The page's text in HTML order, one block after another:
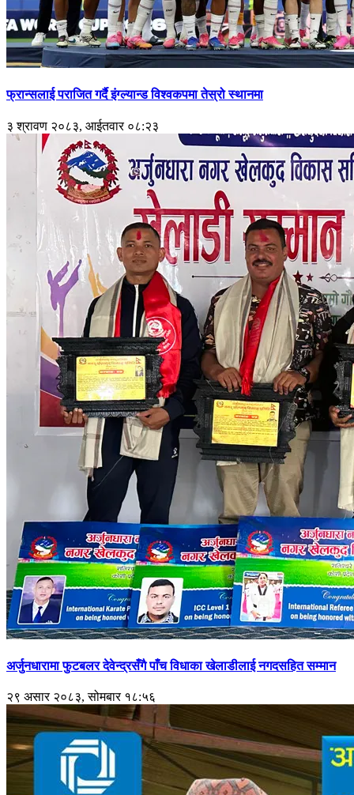
फ्रान्सलाई पराजित गर्दै इंग्ल्यान्ड विश्वकपमा तेस्रो स्थानमा
३ श्रावण २०८३, आईतवार ०८:२३
अर्जुनधारामा फुटबलर देवेन्द्रसँगै पाँच विधाका खेलाडीलाई नगदसहित सम्मान
२९ असार २०८३, सोमबार १८:५६